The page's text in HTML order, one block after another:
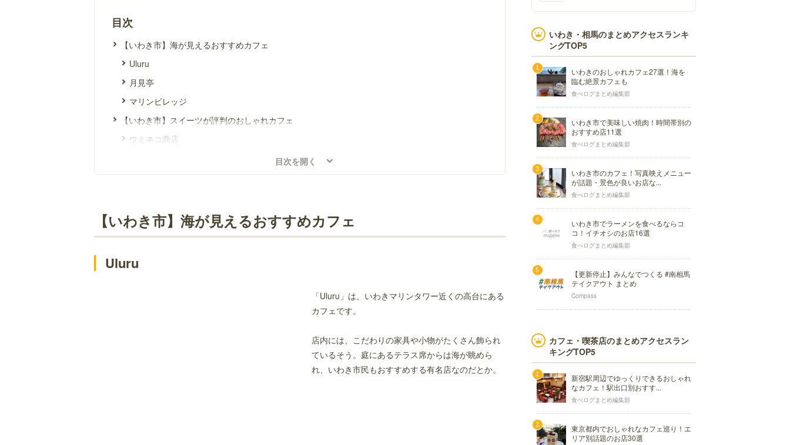
目次
【いわき市】海が見えるおすすめカフェ
Uluru
月見亭
マリンビレッジ
【いわき市】スイーツが評判のおしゃれカフェ
ウミネコ商店
レッド&ブルーカフェ
ame Cafe
リュードゥサクラ
Pfad
目次を開く
【いわき市】海が見えるおすすめカフェ
Uluru
「Uluru」は、いわきマリンタワー近くの高台にある
カフェです。
店内には、こだわりの家具や小物がたくさん飾られ
ているそう。庭にあるテラス席からは海が眺めら
れ、いわき市民もおすすめする有名店なのだとか。
いわき・相馬のまとめアクセスランキ
ングTOP5
いわきのおしゃれカフェ27選！海を
臨む絶景カフェも
食べログまとめ編集部
いわき市で美味しい焼肉！時間帯別の
おすすめ店11選
食べログまとめ編集部
いわき市のカフェ！写真映えメニュー
が話題・景色が良いお店な...
食べログまとめ編集部
いわき市でラーメンを食べるならコ
コ！イチオシのお店16選
食べログまとめ編集部
【更新停止】みんなでつくる #南相馬
テイクアウト まとめ
Compass
カフェ・喫茶店のまとめアクセスラン
キングTOP5
新宿駅周辺でゆっくりできるおしゃれ
なカフェ！駅出口別おすす...
食べログまとめ編集部
東京都内でおしゃれなカフェ巡り！エ
リア別話題のお店30選